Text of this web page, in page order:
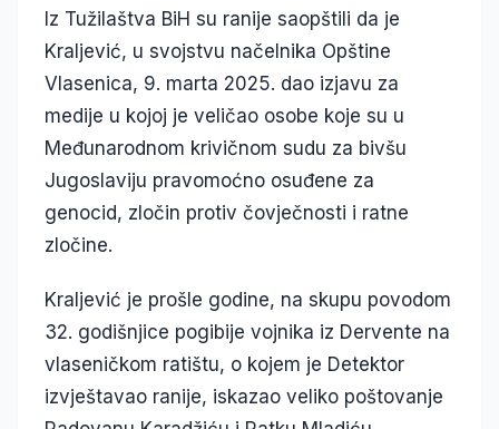
Iz Tužilaštva BiH su ranije saopštili da je
Kraljević, u svojstvu načelnika Opštine
Vlasenica, 9. marta 2025. dao izjavu za
medije u kojoj je veličao osobe koje su u
Međunarodnom krivičnom sudu za bivšu
Jugoslaviju pravomoćno osuđene za
genocid, zločin protiv čovječnosti i ratne
zločine.
Kraljević je prošle godine, na skupu povodom
32. godišnjice pogibije vojnika iz Dervente na
vlaseničkom ratištu, o kojem je Detektor
izvještavao ranije, iskazao veliko poštovanje